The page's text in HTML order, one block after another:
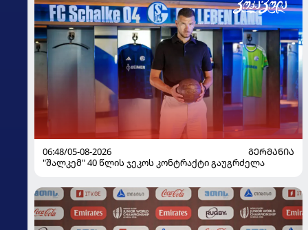
06:48/05-08-2026
ᲒᲔᲠᲛᲐᲜᲘᲐ
"შალკემ" 40 წლის ჯეკოს კონტრაქტი გაუგრძელა